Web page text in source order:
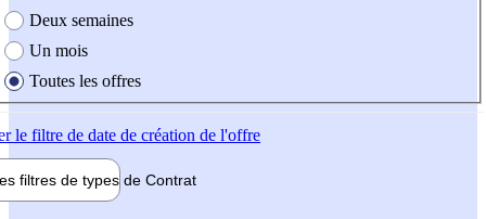
Deux semaines
Un mois
Toutes les offres
le filtre de date de création de l'offre
filtres de types de Contrat